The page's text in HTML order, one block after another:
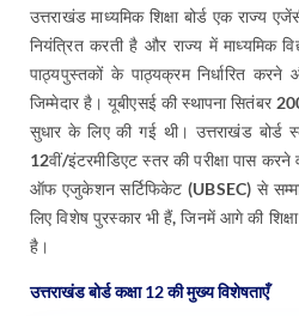
उत्तराखंड माध्यमिक शिक्षा बोर्ड एक राज्य
नियंत्रित करती है और राज्य में माध्यमिक
पाठ्यपुस्तकों के पाठ्यक्रम निर्धारित करने
जिम्मेदार है। यूबीएसई की स्थापना सितंबर
सुधार के लिए की गई थी। उत्तराखंड
12वीं/इंटरमीडिएट स्तर की परीक्षा पास
ऑफ एजुकेशन सर्टिफिकेट (UBSEC) से
लिए विशेष पुरस्कार भी हैं, जिनमें आगे की
है।
उत्तराखंड बोर्ड कक्षा 12 की मुख्य विशेषताएँ